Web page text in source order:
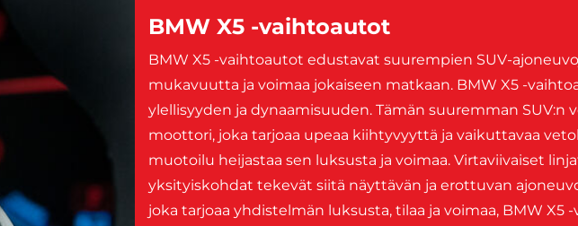
BMW X5 -vaihtoautot
BMW X5 -vaihtoautot edustavat suurempien SUV-
mukavuutta ja voimaa jokaiseen matkaan. BMW X5 -
ylellisyyden ja dynaamisuuden. Tämän suuremman SUV:n
moottori, joka tarjoaa upeaa kiihtyvyyttä ja vaikuttavaa
muotoilu heijastaa sen luksusta ja voimaa. Virtaviivaiset
yksityiskohdat tekevät siitä näyttävän ja erottuvan
joka tarjoaa yhdistelmän luksusta, tilaa ja voimaa, BMW